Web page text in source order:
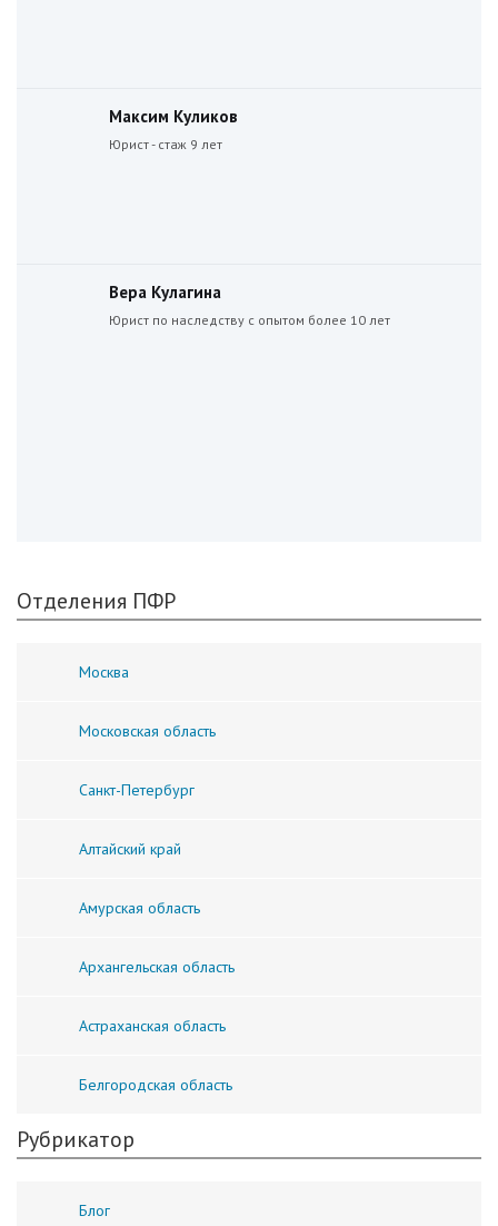
Максим Куликов
Юрист - стаж 9 лет
Вера Кулагина
Юрист по наследству с опытом более 10 лет
Отделения ПФР
Москва
Московская область
Санкт-Петербург
Алтайский край
Амурская область
Архангельская область
Астраханская область
Белгородская область
Рубрикатор
Блог